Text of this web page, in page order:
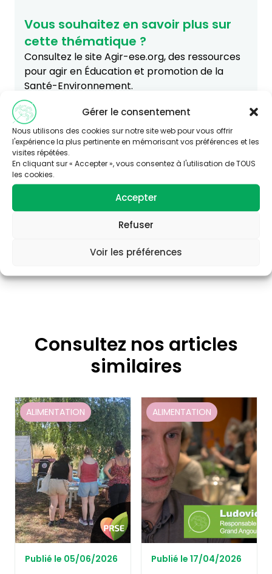
Gérer le consentement
Nous utilisons des cookies sur notre site web pour vous offrir
l'expérience la plus pertinente en mémorisant vos préférences et les
visites répétées.
En cliquant sur « Accepter », vous consentez à l'utilisation de TOUS
les cookies.
Accepter
Refuser
Voir les préférences
Vous souhaitez en savoir plus sur
cette thématique ?
Consultez le site Agir-ese.org, des ressources
pour agir en Éducation et promotion de la
Santé-Environnement.
agir-ese.org
Consultez nos articles
similaires
ALIMENTATION
Publié le 05/06/2026
ALIMENTATION
Publié le 17/04/2026